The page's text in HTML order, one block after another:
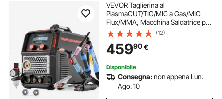
VEVOR Taglierina al
PlasmaCUT/TIG/MIG a Gas/MIG
Flux/MMA, Macchina Saldatrice per
Taglio al Plasma Senza Contatto da
50 A Saldatrice Sinergica da 200 A,
Compatibile con Pistola a Bobina
(12)
45990€
Disponibile
Consegna:non appena Lun.
Ago. 10